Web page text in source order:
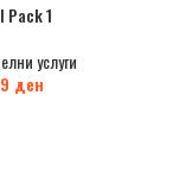
1
услуги
ден